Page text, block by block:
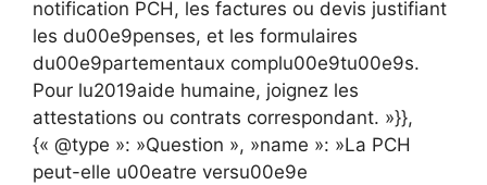
notification PCH, les factures ou devis justifiant
les du00e9penses, et les formulaires
du00e9partementaux complu00e9tu00e9s.
Pour lu2019aide humaine, joignez les
attestations ou contrats correspondant. »}},
{« @type »: »Question », »name »: »La PCH
peut-elle u00eatre versu00e9e